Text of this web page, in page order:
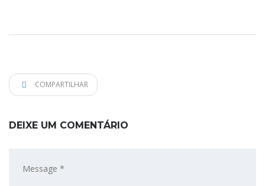
COMPARTILHAR
DEIXE UM COMENTÁRIO